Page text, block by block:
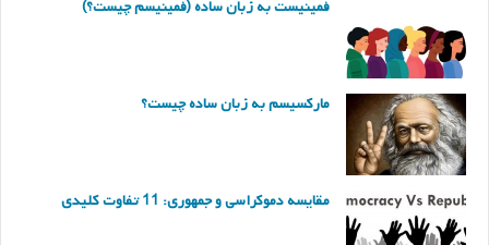
فمینیست به زبان ساده (فمینیسم چیست؟)
مارکسیسم به زبان ساده چیست؟
مقایسه دموکراسی و جمهوری: 11 تفاوت کلیدی